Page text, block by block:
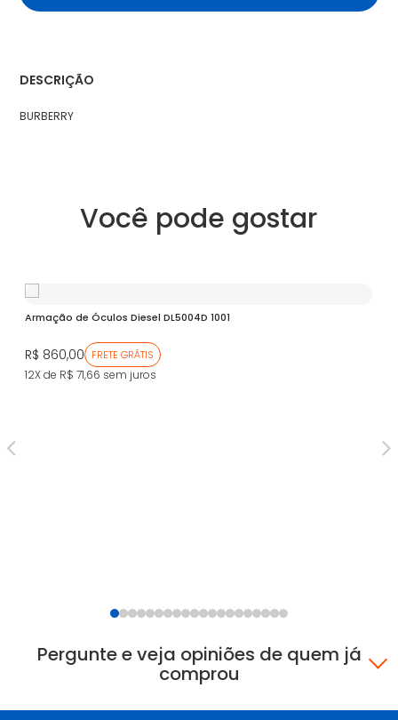
DESCRIÇÃO
BURBERRY
Você pode gostar
Armação de Óculos Diesel DL5004D 1001
R$ 860,00 FRETE GRÁTIS
12X de R$ 71,66 sem juros
Pergunte e veja opiniões de quem já
comprou